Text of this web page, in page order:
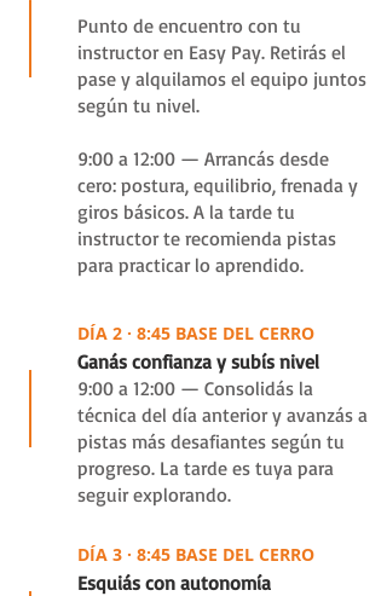
Punto de encuentro con tu
instructor en Easy Pay. Retirás el
pase y alquilamos el equipo juntos
según tu nivel.
9:00 a 12:00 — Arrancás desde
cero: postura, equilibrio, frenada y
giros básicos. A la tarde tu
instructor te recomienda pistas
para practicar lo aprendido.
DÍA 2 · 8:45 BASE DEL CERRO
Ganás confianza y subís nivel
9:00 a 12:00 — Consolidás la
técnica del día anterior y avanzás a
pistas más desafiantes según tu
progreso. La tarde es tuya para
seguir explorando.
DÍA 3 · 8:45 BASE DEL CERRO
Esquiás con autonomía